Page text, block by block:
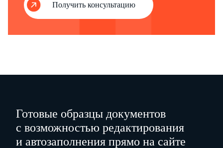
Получить консультацию
Готовые образцы документов
с возможностью редактирования
и автозаполнения прямо на сайте